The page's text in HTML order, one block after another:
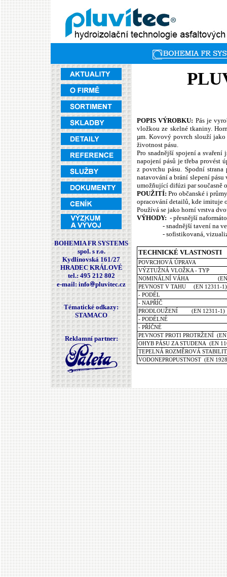
BOHEMIA FR SYSTEMS
spol. s r.o.
Kydlinovská 161/27
HRADEC KRÁLOVÉ
tel.: 495 212 802
e-mail: info
pluvitec.cz
Tématické odkazy:
STAMACO
Reklamní partner:
POPIS VÝROBKU: Pás je
vložkou ze skelné tkaniny.
µm. Kovový povrch slouží jako
životnost pásu.
Pro snadnější spojení a svaření
napojení pásů je třeba provést
z povrchu pásu. Spodní
natavování a brání slepení
umožňující difúzi par současně
POUŽITÍ: Pro občanské i
opracování detailů, kde imituje
Používá se jako horní vrstva
VÝHODY: - přesnější
- snadnější tavení na
- sofistikovaná,
TECHNICKÉ VLASTNOSTI
POVRCHOVÁ ÚPRAVA
VÝZTUŽNÁ VLOŽKA - TYP
NOMINÁLNÍ VÁHA (EN
PEVNOST V TAHU (EN 12311-1)
- PODÉL
- NAPŘÍČ
PRODLOUŽENÍ (EN 12311-1)
- PODÉLNÉ
- PŘÍČNÉ
PEVNOST PROTI PROTRŽENÍ
OHYB PÁSU ZA STUDENA (EN
TEPELNÁ ROZMĚROVÁ
VODONEPROPUSTNOST (EN